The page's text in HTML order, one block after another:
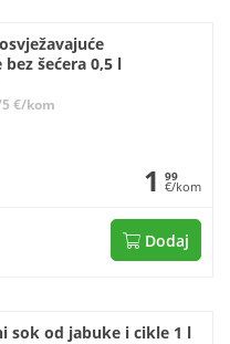
šećera 0,5 l
€/kom
1 99
€/kom
Dodaj
sok od jabuke i cikle 1 l